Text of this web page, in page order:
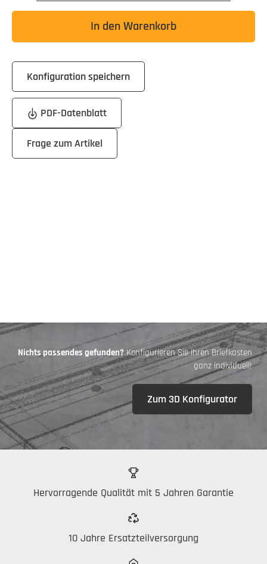
In den Warenkorb
Konfiguration speichern
PDF-Datenblatt
Frage zum Artikel
Nichts passendes gefunden?Konfigurieren Sie Ihren Briefkasten
ganz individuell!
Zum 3D Konfigurator
Hervorragende Qualität mit 5 Jahren Garantie
10 Jahre Ersatzteilversorgung